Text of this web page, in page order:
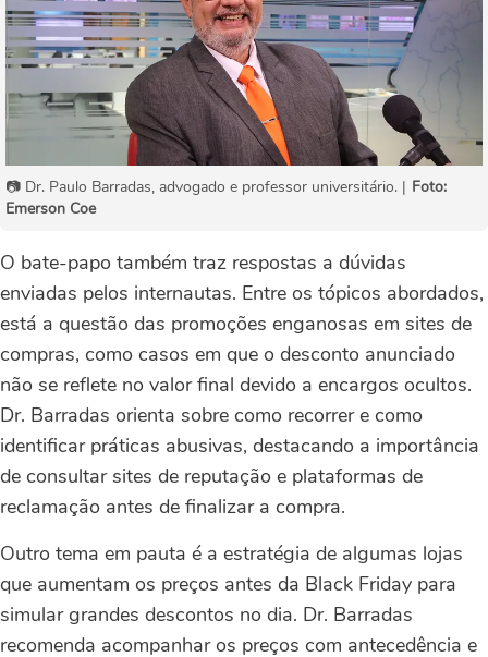
📷 Dr. Paulo Barradas, advogado e professor universitário. | Foto:
Emerson Coe
O bate-papo também traz respostas a dúvidas
enviadas pelos internautas. Entre os tópicos abordados,
está a questão das promoções enganosas em sites de
compras, como casos em que o desconto anunciado
não se reflete no valor final devido a encargos ocultos.
Dr. Barradas orienta sobre como recorrer e como
identificar práticas abusivas, destacando a importância
de consultar sites de reputação e plataformas de
reclamação antes de finalizar a compra.
Outro tema em pauta é a estratégia de algumas lojas
que aumentam os preços antes da Black Friday para
simular grandes descontos no dia. Dr. Barradas
recomenda acompanhar os preços com antecedência e